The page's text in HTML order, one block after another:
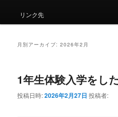
リンク先
月別アーカイブ:2026年2月
1年生体験入学をし
投稿日時:2026年2月27日 投稿者: